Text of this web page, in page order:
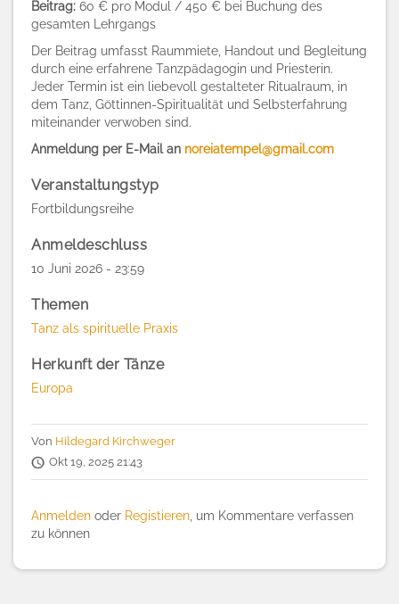
Beitrag: 60 € pro Modul / 450 € bei Buchung des
gesamten Lehrgangs
Der Beitrag umfasst Raummiete, Handout und Begleitung
durch eine erfahrene Tanzpädagogin und Priesterin.
Jeder Termin ist ein liebevoll gestalteter Ritualraum, in
dem Tanz, Göttinnen-Spiritualität und Selbsterfahrung
miteinander verwoben sind.
Anmeldung per E-Mail an noreiatempel@gmail.com
Veranstaltungstyp
Fortbildungsreihe
Anmeldeschluss
10 Juni 2026 - 23:59
Themen
Tanz als spirituelle Praxis
Herkunft der Tänze
Europa
Von Hildegard Kirchweger
Okt 19, 2025 21:43
Anmelden oder Registieren , um Kommentare verfassen
zu können